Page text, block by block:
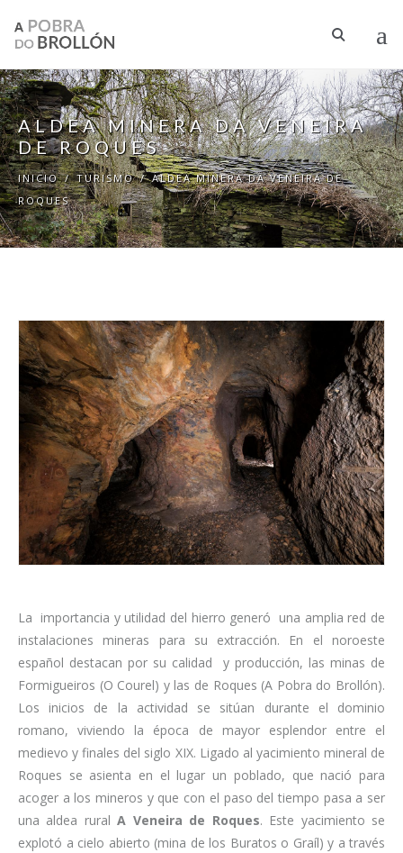
ALDEA MINERA DA VENEIRA
DE ROQUES
INICIO / TURISMO / ALDEA MINERA DA VENEIRA DE
ROQUES
La importancia y utilidad del hierro generó una amplia red de
instalaciones mineras para su extracción. En el noroeste
español destacan por su calidad y producción, las minas de
Formigueiros (O Courel) y las de Roques (A Pobra do Brollón).
Los inicios de la actividad se sitúan durante el dominio
romano, viviendo la época de mayor esplendor entre el
medievo y finales del siglo XIX. Ligado al yacimiento mineral de
Roques se asienta en el lugar un poblado, que nació para
acoger a los mineros y que con el paso del tiempo pasa a ser
una aldea ruralA Veneira de Roques. Este yacimiento se
explotó a cielo abierto (mina de los Buratos o Graíl) y a través